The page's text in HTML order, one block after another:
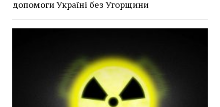
допомоги Україні без Угорщини